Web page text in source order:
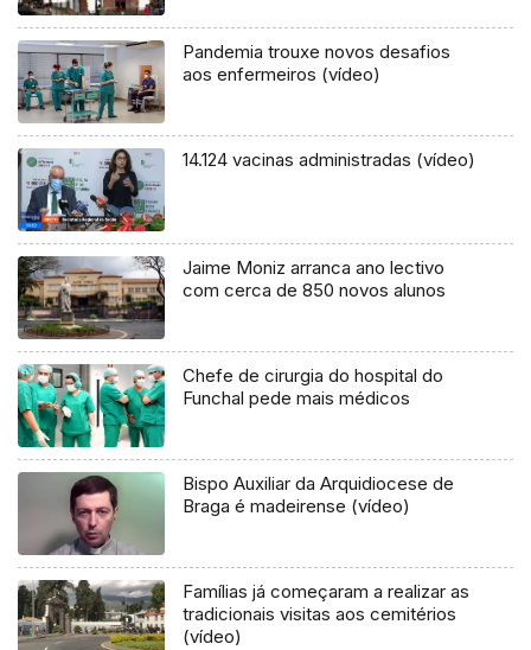
Pandemia trouxe novos desafios
aos enfermeiros (vídeo)
14.124 vacinas administradas (vídeo)
Jaime Moniz arranca ano lectivo
com cerca de 850 novos alunos
Chefe de cirurgia do hospital do
Funchal pede mais médicos
Bispo Auxiliar da Arquidiocese de
Braga é madeirense (vídeo)
Famílias já começaram a realizar as
tradicionais visitas aos cemitérios
(vídeo)